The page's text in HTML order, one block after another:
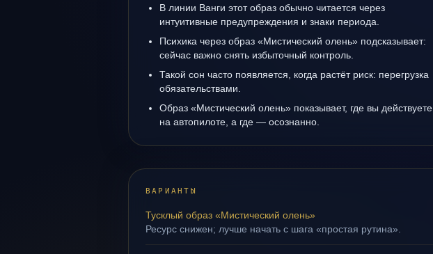
В линии Ванги этот образ обычно читается через
интуитивные предупреждения и знаки периода.
Психика через образ «Мистический олень» подсказывает:
сейчас важно снять избыточный контроль.
Такой сон часто появляется, когда растёт риск: перегрузка
обязательствами.
Образ «Мистический олень» показывает, где вы действуете
на автопилоте, а где — осознанно.
ВАРИАНТЫ
Тусклый образ «Мистический олень»
Ресурс снижен; лучше начать с шага «простая рутина».